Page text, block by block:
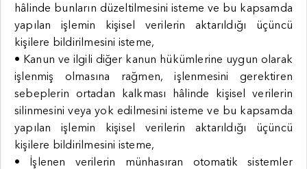
hâlinde bunların düzeltilmesini isteme ve bu kapsamda
yapılan işlemin kişisel verilerin aktarıldığı üçüncü
kişilere bildirilmesini isteme,
• Kanun ve ilgili diğer kanun hükümlerine uygun olarak
işlenmiş olmasına rağmen, işlenmesini gerektiren
sebeplerin ortadan kalkması hâlinde kişisel verilerin
silinmesini veya yok edilmesini isteme ve bu kapsamda
yapılan işlemin kişisel verilerin aktarıldığı üçüncü
kişilere bildirilmesini isteme,
• İşlenen verilerin münhasıran otomatik sistemler